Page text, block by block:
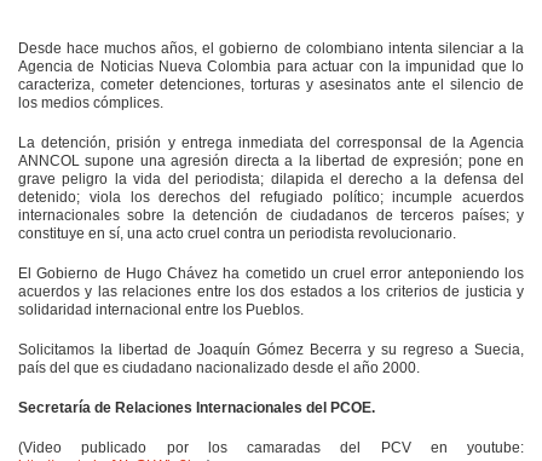
Desde hace muchos años, el gobierno de colombiano intenta silenciar a la
Agencia de Noticias Nueva Colombia para actuar con la impunidad que lo
caracteriza, cometer detenciones, torturas y asesinatos ante el silencio de
los medios cómplices.
La detención, prisión y entrega inmediata del corresponsal de la Agencia
ANNCOL supone una agresión directa a la libertad de expresión; pone en
grave peligro la vida del periodista; dilapida el derecho a la defensa del
detenido; viola los derechos del refugiado político; incumple acuerdos
internacionales sobre la detención de ciudadanos de terceros países; y
constituye en sí, una acto cruel contra un periodista revolucionario.
El Gobierno de Hugo Chávez ha cometido un cruel error anteponiendo los
acuerdos y las relaciones entre los dos estados a los criterios de justicia y
solidaridad internacional entre los Pueblos.
Solicitamos la libertad de Joaquín Gómez Becerra y su regreso a Suecia,
país del que es ciudadano nacionalizado desde el año 2000.
Secretaría de Relaciones Internacionales del PCOE.
(Video publicado por los camaradas del PCV en youtube: